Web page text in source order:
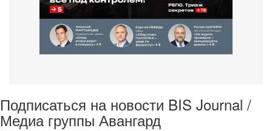
Подписаться на новости BIS Journal /
Медиа группы Авангард